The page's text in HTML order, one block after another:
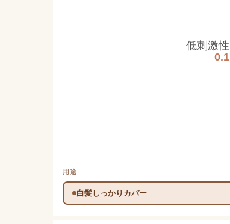
低刺激性
0.1
用途
白髪しっかりカバー